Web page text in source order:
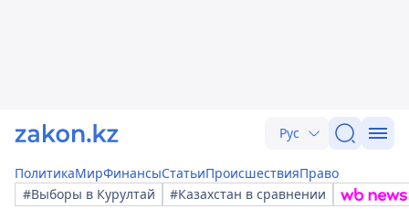
Рус
ПолитикаМирФинансыСтатьиПроисшествияПраво
#Выборы в Курултай
#Казахстан в сравнении